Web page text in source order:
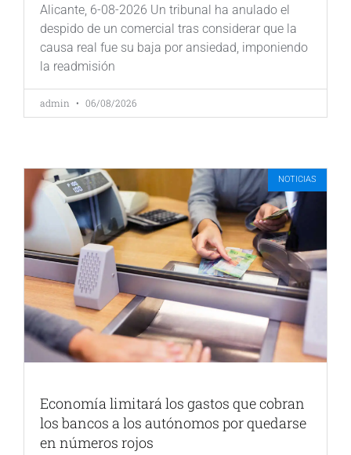
Alicante, 6-08-2026 Un tribunal ha anulado el
despido de un comercial tras considerar que la
causa real fue su baja por ansiedad, imponiendo
la readmisión
admin 06/08/2026
NOTICIAS
Economía limitará los gastos que cobran
los bancos a los autónomos por quedarse
en números rojos